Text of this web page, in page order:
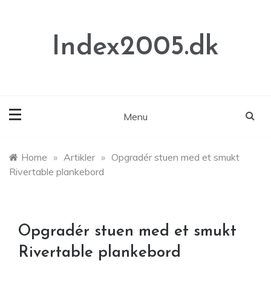
Index2005.dk
Menu
Home » Artikler » Opgradér stuen med et smukt
Rivertable plankebord
Opgradér stuen med et smukt
Rivertable plankebord